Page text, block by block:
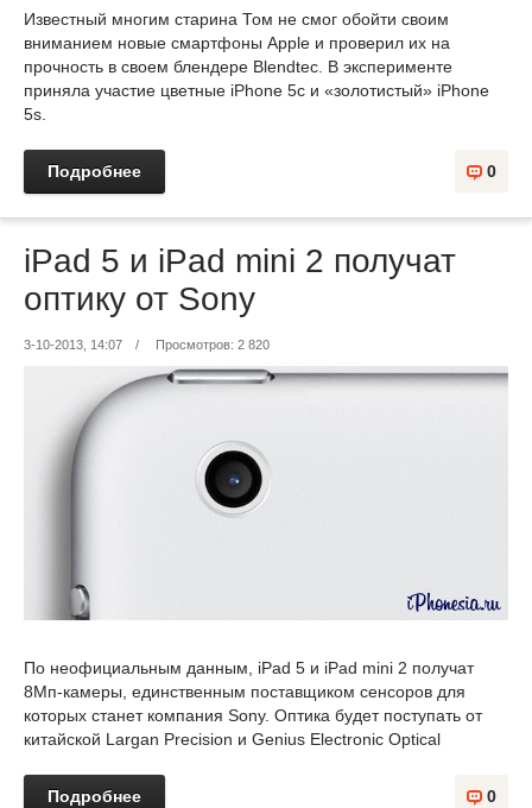
Известный многим старина Том не смог обойти своим
вниманием новые смартфоны Apple и проверил их на
прочность в своем блендере Blendtec. В эксперименте
приняла участие цветные iPhone 5c и «золотистый» iPhone
5s.
Подробнее 0
iPad 5 и iPad mini 2 получат
оптику от Sony
3-10-2013, 14:07 / Просмотров: 2 820
По неофициальным данным, iPad 5 и iPad mini 2 получат
8Мп-камеры, единственным поставщиком сенсоров для
которых станет компания Sony. Оптика будет поступать от
китайской Largan Precision и Genius Electronic Optical
Подробнее 0